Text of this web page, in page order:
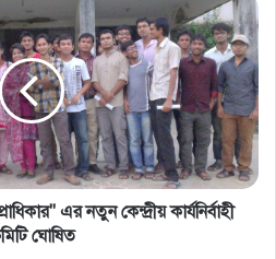
এর নতুন কেন্দ্রীয় কার্যনির্বাহী
ঘোষিত